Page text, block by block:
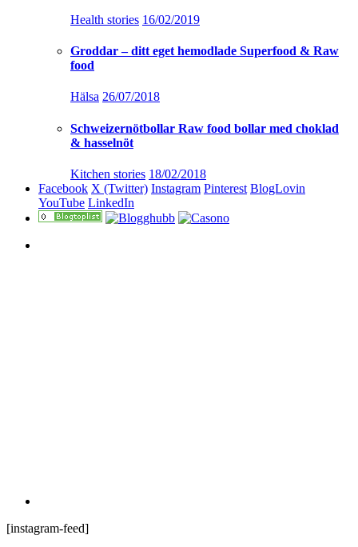
Health stories 16/02/2019
Groddar – ditt eget hemodlade Superfood & Raw
food
Hälsa 26/07/2018
Schweizernötbollar Raw food bollar med choklad
& hasselnöt
Kitchen stories 18/02/2018
Facebook X (Twitter) Instagram Pinterest BlogLovin
YouTube LinkedIn
[instagram-feed]